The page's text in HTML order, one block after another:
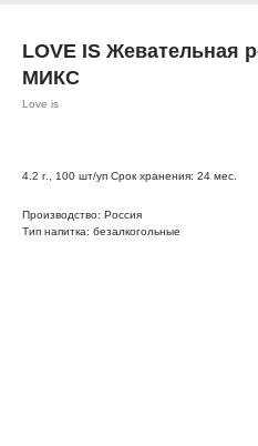
LOVE IS Жевательная
МИКС
Love is
4.2 г., 100 шт/уп Срок хранения: 24 мес.
Производство: Россия
Тип напитка: безалкогольные